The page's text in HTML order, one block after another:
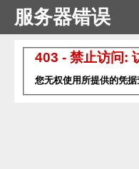
服务器错误
403 - 禁止访问:
您无权使用所提供的凭据